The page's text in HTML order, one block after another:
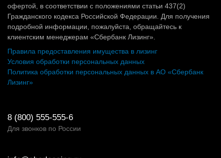
офертой, в соответствии с положениями статьи 437(2)
Гражданского кодекса Российской Федерации. Для получения
подробной информации, пожалуйста, обращайтесь к
клиентским менеджерам «Сбербанк Лизинг».
Правила предоставления имущества в лизинг
Условия обработки персональных данных
Политика обработки персональных данных в АО «Сбербанк
Лизинг»
8 (800) 555-555-6
Для звонков по России